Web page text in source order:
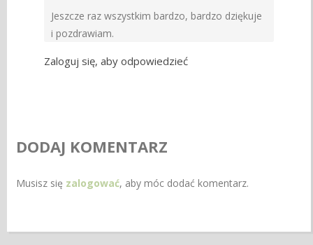
Jeszcze raz wszystkim bardzo, bardzo dziękuje
i pozdrawiam.
Zaloguj się, aby odpowiedzieć
DODAJ KOMENTARZ
Musisz się zalogować, aby móc dodać komentarz.